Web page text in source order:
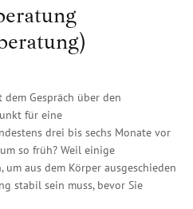
Gespräch über den
für eine
drei bis sechs Monate vor
so früh? Weil einige
aus dem Körper ausgeschieden
stabil sein muss, bevor Sie